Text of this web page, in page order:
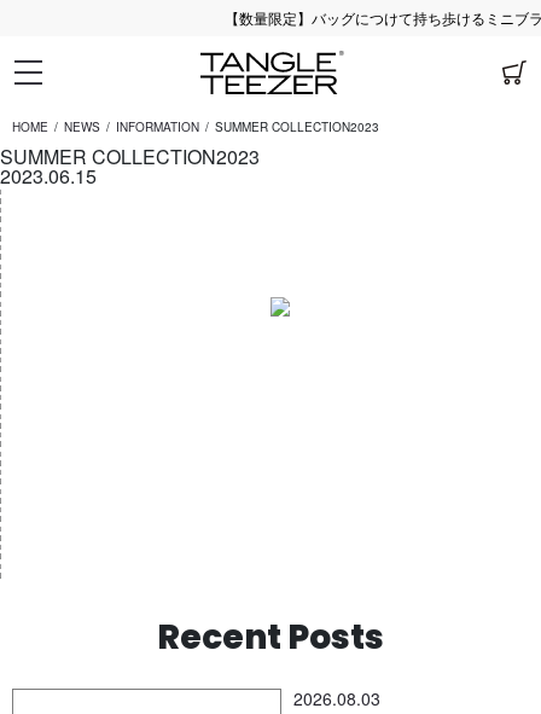
【数量限定】バッグにつけて持ち歩けるミニブ
HOME NEWS INFORMATION SUMMER COLLECTION2023
SUMMER COLLECTION2023
2023.06.15
Recent Posts
2026.08.03